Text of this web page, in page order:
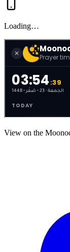
Loading…
View on the